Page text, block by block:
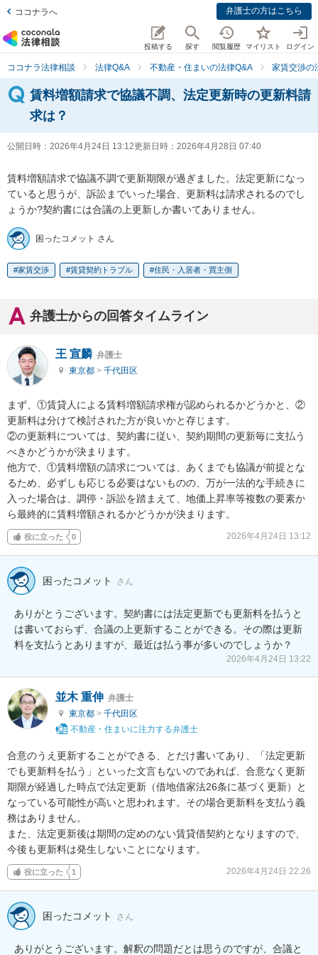
ココナラへ 弁護士の方はこちら
投稿する 探す 閲覧履歴 マイリスト ログイン
ココナラ法律相談 法律Q&A 不動産・住まいの法律Q&A 家賃交渉の
賃料増額請求で協議不調、法定更新時の更新料請
求は？
公開日時： 2026年4月24日 13:12更新日時： 2026年4月28日 07:40
賃料増額請求で協議不調で更新期限が過ぎました。法定更新になっ
ていると思うが、訴訟までいった場合、更新料は請求されるのでし
ょうか?契約書には合議の上更新しか書いてありません。
困ったコメット さん
家賃交渉 賃貸契約トラブル 住民・入居者・買主側
弁護士からの回答タイムライン
王 宣麟 弁護士
東京都 > 千代田区
まず、①賃貸人による賃料増額請求権が認められるかどうかと、②
更新料は分けて検討された方が良いかと存じます。
②の更新料については、契約書に従い、契約期間の更新毎に支払う
べきかどうかが決まります。
他方で、①賃料増額の請求については、あくまでも協議が前提とな
るため、必ずしも応じる必要はないものの、万が一法的な手続きに
入った場合は、調停・訴訟を踏まえて、地価上昇率等複数の要素か
ら最終的に賃料増額されるかどうかが決まります。
役に立った 0 2026年4月24日 13:12
困ったコメット さん
ありがとうございます。契約書には法定更新でも更新料を払うと
は書いておらず、合議の上更新することができる。その際は更新
料を支払うとありますが、最近は払う事が多いのでしょうか？
2026年4月24日 13:22
並木 重伸 弁護士
東京都 > 千代田区
不動産・住まいに注力する弁護士
合意のうえ更新することができる、とだけ書いてあり、「法定更新
でも更新料を払う」といった文言もないのであれば、合意なく更新
期限が経過した時点で法定更新（借地借家法26条に基づく更新）と
なっている可能性が高いと思われます。その場合更新料を支払う義
務はありません。
また、法定更新後は期間の定めのない賃貸借契約となりますので、
今後も更新料は発生しないことになります。
役に立った 1 2026年4月24日 22:26
困ったコメット さん
ありがとうございます。解釈の問題だとは思うのですが、合議と